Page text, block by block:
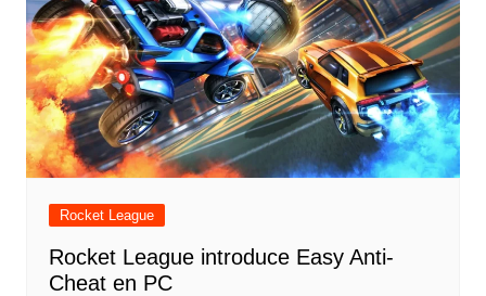
Rocket League
Rocket League introduce Easy Anti-
Cheat en PC